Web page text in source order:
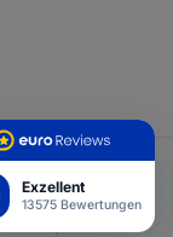
Exzellent
13575 Bewertungen